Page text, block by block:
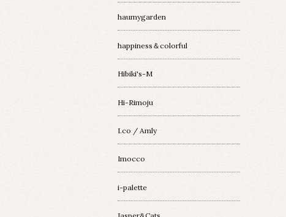
haumygarden
happiness＆colorful
Hibiki's-M
Hi-Rimoju
I.co / Amly
Imocco
i-palette